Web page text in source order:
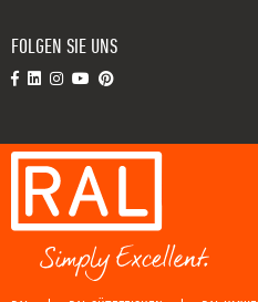
FOLGEN SIE UNS